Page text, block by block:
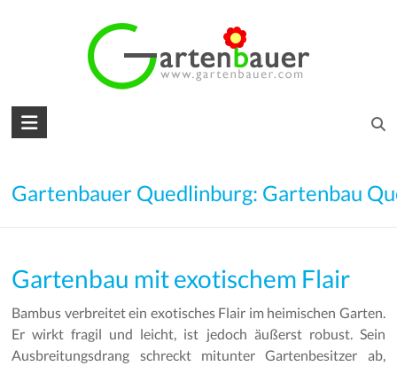
den
Träume
Gartengestaltung
–
Gartenbau
Gartenbauer Quedlinburg: Gartenbau
Gartenbau mit exotischem Flair
Bambus verbreitet ein exotisches Flair im heimischen Garten.
Er wirkt fragil und leicht, ist jedoch äußerst robust. Sein
Ausbreitungsdrang schreckt mitunter Gartenbesitzer ab,